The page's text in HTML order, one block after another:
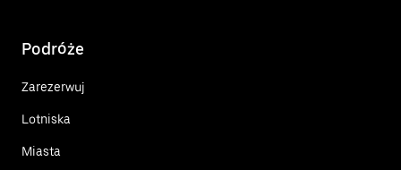
Podróże
Zarezerwuj
Lotniska
Miasta